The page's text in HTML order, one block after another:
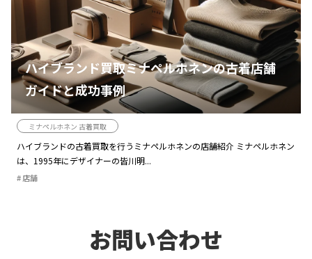
ハイブランド買取ミナペルホネンの古着店舗
ガイドと成功事例
ミナペルホネン 古着買取
ハイブランドの古着買取を行うミナペルホネンの店舗紹介 ミナペルホネン
は、1995年にデザイナーの皆川明...
店舗
お問い合わせ